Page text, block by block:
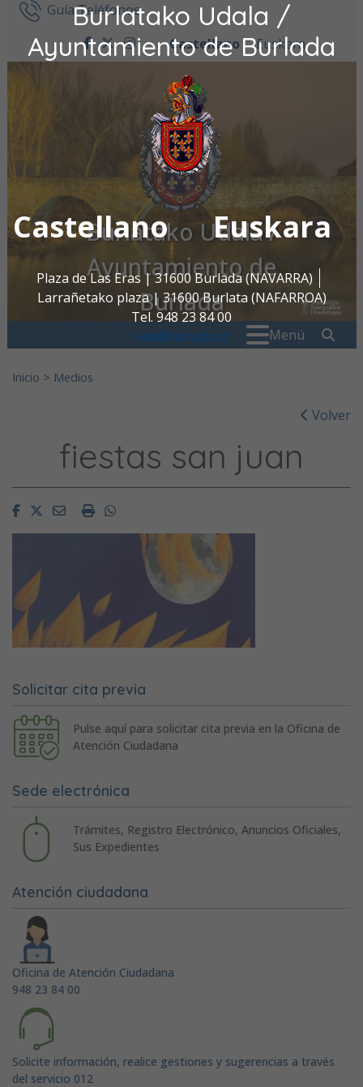
Burlatako Udala /
Ayuntamiento de Burlada
Castellano Euskara
Plaza de Las Eras | 31600 Burlada (NAVARRA)
Larrañetako plaza | 31600 Burlata (NAFARROA)
Tel. 948 23 84 00
oac@burlada.es
Ir al contenidoGuía Teléfonos
facebook
twitter
instagram
Castellano Euskara
Burlatako Udala /
Ayuntamiento de
Burlada
Menú
Inicio > Medios
Volver
fiestas san juan
FacebookTwitterEmailImprimirWhatsapp
Solicitar cita previa
Pulse aquí para solicitar cita previa en la Oficina de
Atención Ciudadana
Sede electrónica
Trámites, Registro Electrónico, Anuncios Oficiales,
Sus Expedientes
Atención ciudadana
Oficina de Atención Ciudadana
948 23 84 00
Solicite información, realice gestiones y sugerencias a través
del servicio 012